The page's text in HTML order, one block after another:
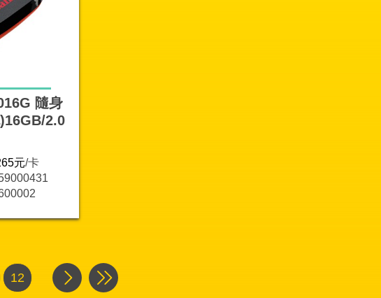
隨身
2.0
元/卡
12